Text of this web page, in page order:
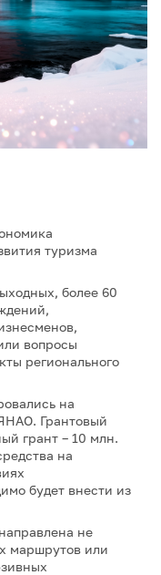
туризма
более 60
вопросы
регионального
на
Грантовый
грант – 10 млн.
на
будет внести из
не
маршрутов или